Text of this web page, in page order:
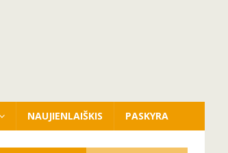
NAUJIENLAIŠKIS PASKYRA